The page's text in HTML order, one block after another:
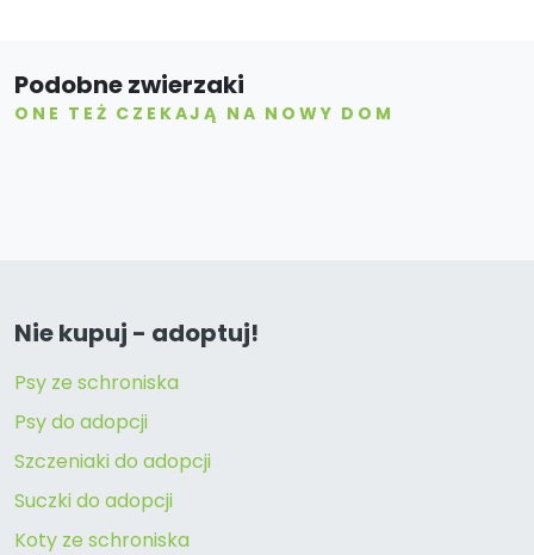
Podobne zwierzaki
ONE TEŻ CZEKAJĄ NA NOWY DOM
Nie kupuj - adoptuj!
Psy ze schroniska
Psy do adopcji
Szczeniaki do adopcji
Suczki do adopcji
Koty ze schroniska